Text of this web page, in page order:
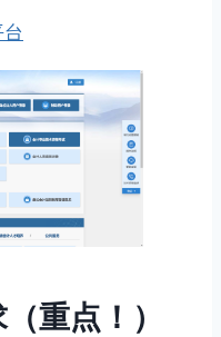
重点！）